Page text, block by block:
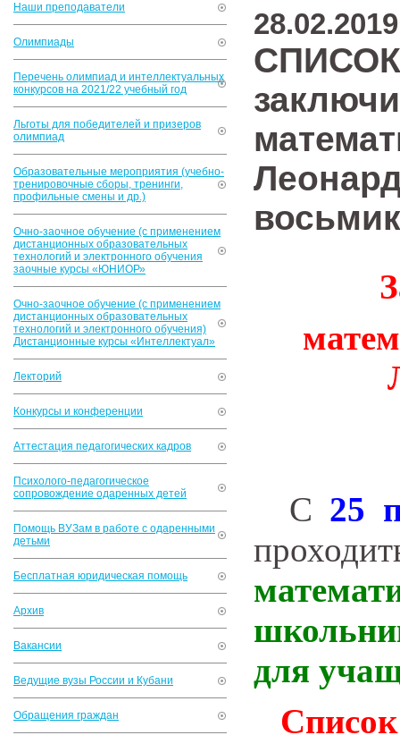
Наши преподаватели
Олимпиады
Перечень олимпиад и интеллектуальных
конкурсов на 2021/22 учебный год
Льготы для победителей и призеров
олимпиад
Образовательные мероприятия (учебно-
тренировочные сборы, тренинги,
профильные смены и др.)
Очно-заочное обучение (с применением
дистанционных образовательных
технологий и электронного обучения
заочные курсы «ЮНИОР»
Очно-заочное обучение (с применением
дистанционных образовательных
технологий и электронного обучения)
Дистанционные курсы «Интеллектуал»
Лекторий
Конкурсы и конференции
Аттестация педагогических кадров
Психолого-педагогическое
сопровождение одаренных детей
Помощь ВУЗам в работе с одаренными
детьми
Бесплатная юридическая помощь
Архив
Вакансии
Ведущие вузы России и Кубани
Обращения граждан
28.02.2019
СПИСОК
С 25
для